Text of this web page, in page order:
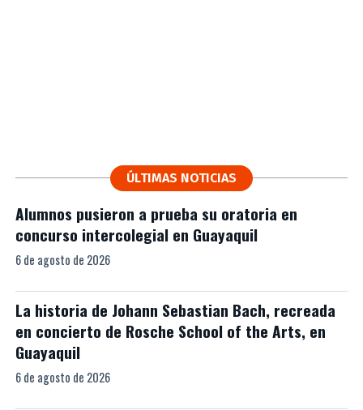
ÚLTIMAS NOTICIAS
Alumnos pusieron a prueba su oratoria en
concurso intercolegial en Guayaquil
6 de agosto de 2026
La historia de Johann Sebastian Bach, recreada
en concierto de Rosche School of the Arts, en
Guayaquil
6 de agosto de 2026